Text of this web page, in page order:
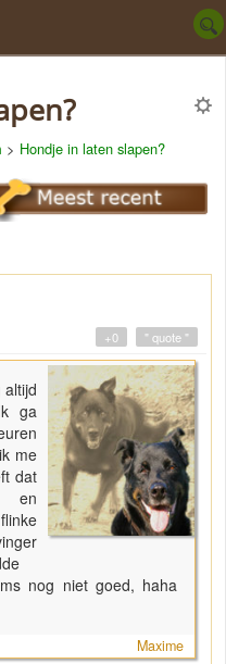
> Hondje in laten slapen?
" quote "
+0
altijd
ga
me
dat
en
nog niet goed, haha
Maxime